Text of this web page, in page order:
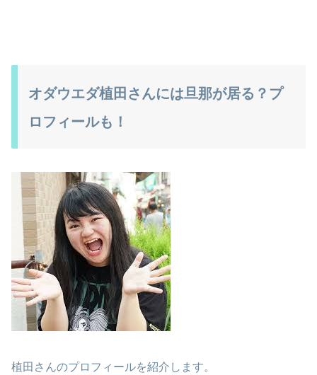
オダウエダ植田さんには旦那が居る？プ
ロフィールも！
植田さんのプロフィールを紹介します。